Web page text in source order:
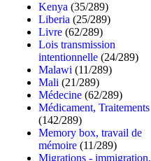
Kenya (35/289)
Liberia (25/289)
Livre (62/289)
Lois transmission
intentionnelle (24/289)
Malawi (11/289)
Mali (21/289)
Médecine (62/289)
Médicament, Traitements
(142/289)
Memory box, travail de
mémoire (11/289)
Migrations - immigration,